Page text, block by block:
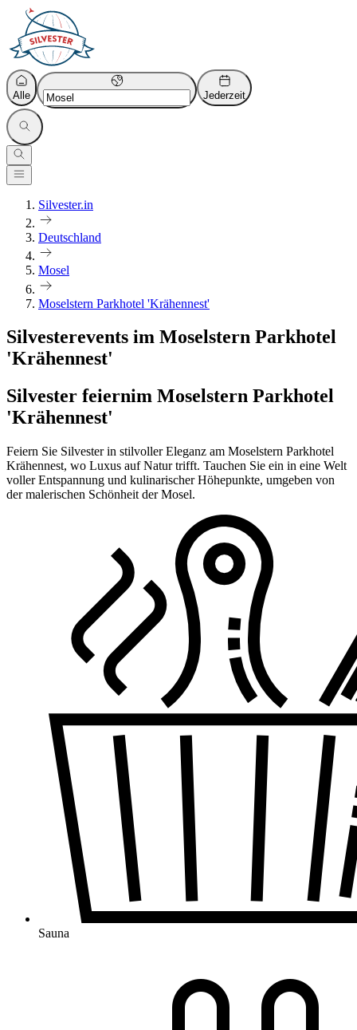
Alle Jederzeit
Silvester.in
Deutschland
Mosel
Moselstern Parkhotel 'Krähennest'
Silvesterevents im Moselstern Parkhotel
'Krähennest'
Silvester feiernim Moselstern Parkhotel
'Krähennest'
Feiern Sie Silvester in stilvoller Eleganz am Moselstern Parkhotel
Krähennest, wo Luxus auf Natur trifft. Tauchen Sie ein in eine Welt
voller Entspannung und kulinarischer Höhepunkte, umgeben von
der malerischen Schönheit der Mosel.
Sauna